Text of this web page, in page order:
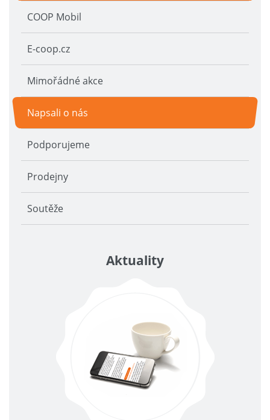
COOP Mobil
E-coop.cz
Mimořádné akce
Napsali o nás
Podporujeme
Prodejny
Soutěže
Aktuality